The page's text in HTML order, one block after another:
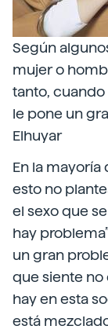
Según
mujer o
tanto, cuando
le pone un
Elhuyar
En la mayoría
esto no
el sexo que
hay
un gran
que siente no
hay en esta
está